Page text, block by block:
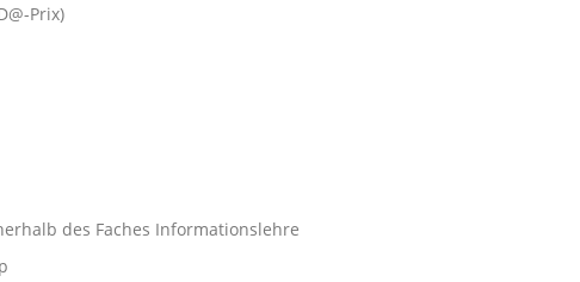
Prix)
des Faches Informationslehre